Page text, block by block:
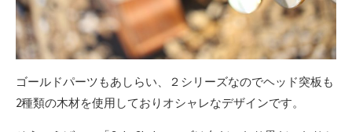
ゴールドパーツもあしらい、２シリーズなのでヘッド突板も
2種類の木材を使用しておりオシャレなデザインです。